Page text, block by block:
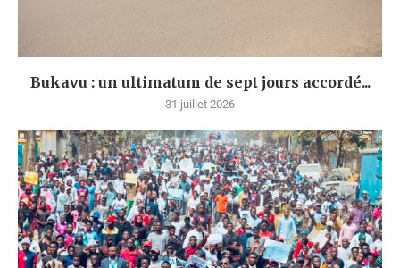
Bukavu : un ultimatum de sept jours accordé...
31 juillet 2026